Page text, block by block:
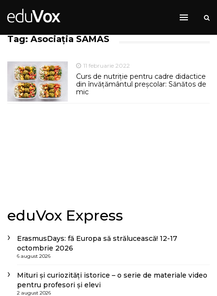
Tag: Asociația SAMAS
11 februarie 2022
Curs de nutriție pentru cadre didactice
din învățământul preșcolar: Sănătos de
mic
eduVox Express
ErasmusDays: fă Europa să strălucească! 12-17
octombrie 2026
6 august 2026
Mituri și curiozități istorice – o serie de materiale video
pentru profesori și elevi
2 august 2026